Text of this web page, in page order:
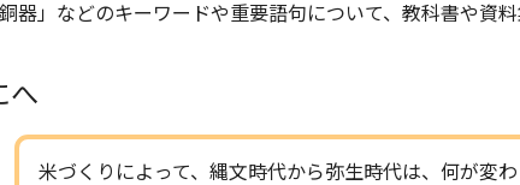
銅器」などのキーワードや重要語句について、教科書や資
へ
米づくりによって、縄文時代から弥生時代は、何が変わ